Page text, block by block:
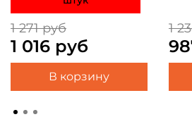
1 271 руб
1 016 руб
В корзину
1